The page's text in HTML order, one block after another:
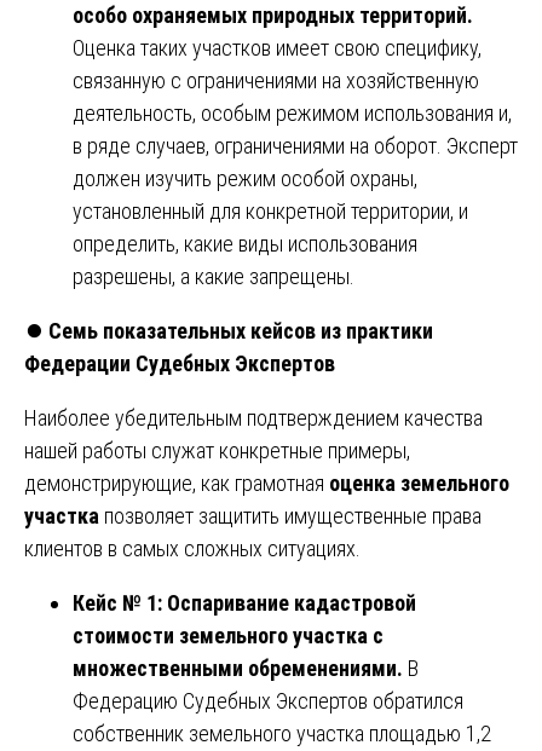
особо охраняемых природных территорий.
Оценка таких участков имеет свою специфику,
связанную с ограничениями на хозяйственную
деятельность, особым режимом использования и,
в ряде случаев, ограничениями на оборот. Эксперт
должен изучить режим особой охраны,
установленный для конкретной территории, и
определить, какие виды использования
разрешены, а какие запрещены.
⏺️ Семь показательных кейсов из практики
Федерации Судебных Экспертов
Наиболее убедительным подтверждением качества
нашей работы служат конкретные примеры,
демонстрирующие, как грамотная оценка земельного
участка позволяет защитить имущественные права
клиентов в самых сложных ситуациях.
Кейс № 1: Оспаривание кадастровой
стоимости земельного участка с
множественными обременениями. В
Федерацию Судебных Экспертов обратился
собственник земельного участка площадью 1,2